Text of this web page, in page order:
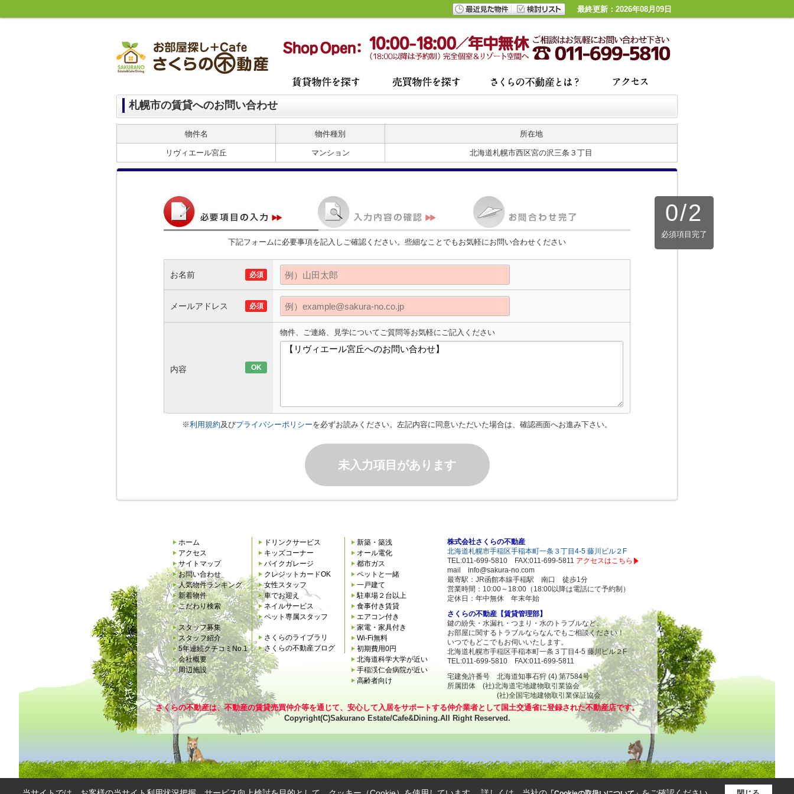
最終更新：2026年08月09日
札幌市の賃貸へのお問い合わせ
物件名 物件種別 所在地
リヴィエール宮丘 マンション 北海道札幌市西区宮の沢三条３丁目
0/2
必須項目完了
下記フォームに必要事項を記入しご確認ください。些細なことでもお気軽にお問い合わせください
お名前 必須
メールアドレス 必須
内容 OK
物件、ご連絡、見学についてご質問等お気軽にご記入ください
※利用規約及びプライバシーポリシーを必ずお読みください。左記内容に同意いただいた場合は、確認画面へお進み下さい。
未入力項目があります
ホーム
アクセス
サイトマップ
お問い合わせ
人気物件ランキング
新着物件
こだわり検索
スタッフ募集
スタッフ紹介
5年連続クチコミNo.1
会社概要
周辺施設
ドリンクサービス
キッズコーナー
バイクガレージ
クレジットカードOK
女性スタッフ
車でお迎え
ネイルサービス
ペット専属スタッフ
さくらのライブラリ
さくらの不動産ブログ
新築・築浅
オール電化
都市ガス
ペットと一緒
一戸建て
駐車場２台以上
食事付き賃貸
エアコン付き
家電・家具付き
Wi-Fi無料
初期費用0円
北海道科学大学が近い
手稲渓仁会病院が近い
高齢者向け
株式会社さくらの不動産
北海道札幌市手稲区手稲本町一条３丁目4-5 藤川ビル２F
TEL:011-699-5810 FAX:011-699-5811 アクセスはこちら
mail info@sakura-no.com
最寄駅：JR函館本線手稲駅 南口 徒歩1分
営業時間：10:00～18:00（18:00以降は電話にて予約制）
定休日：年中無休 年末年始
さくらの不動産【賃貸管理部】
鍵の紛失・水漏れ・つまり・水のトラブルなど、
お部屋に関するトラブルならなんでもご相談ください！
いつでもどこでもお伺いいたします。
北海道札幌市手稲区手稲本町一条３丁目4-5 藤川ビル２F
TEL:011-699-5810 FAX:011-699-5811
宅建免許番号 北海道知事石狩 (4) 第7584号
所属団体 (社)北海道宅地建物取引業協会
(社)全国宅地建物取引業保証協会
さくらの不動産は、不動産の賃貸売買仲介等を通じて、安心して入居をサポートする仲介業者として国土交通省に登録された不動産店です。
Copyright(C)Sakurano Estate/Cafe&Dining.All Right Reserved.